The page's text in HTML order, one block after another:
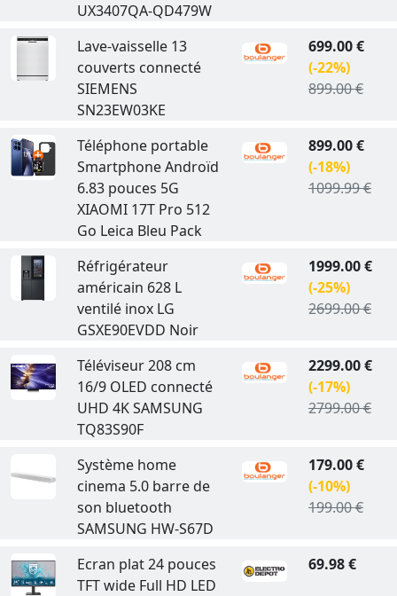
UX3407QA-QD479W
Lave-vaisselle 13
couverts connecté
SIEMENS
SN23EW03KE
699.00 €
(-22%)
899.00 €
Téléphone portable
Smartphone Androïd
6.83 pouces 5G
XIAOMI 17T Pro 512
Go Leica Bleu Pack
899.00 €
(-18%)
1099.99 €
Réfrigérateur
américain 628 L
ventilé inox LG
GSXE90EVDD Noir
1999.00 €
(-25%)
2699.00 €
Téléviseur 208 cm
16/9 OLED connecté
UHD 4K SAMSUNG
TQ83S90F
2299.00 €
(-17%)
2799.00 €
Système home
cinema 5.0 barre de
son bluetooth
SAMSUNG HW-S67D
179.00 €
(-10%)
199.00 €
Ecran plat 24 pouces
TFT wide Full HD LED
69.98 €